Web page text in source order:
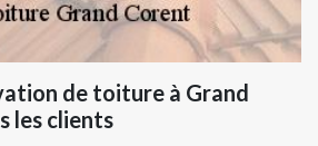
de toiture à Grand
les clients